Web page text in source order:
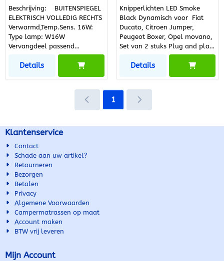
Beschrijving: BUITENSPIEGEL
ELEKTRISCH VOLLEDIG RECHTS
Verwarmd,Temp.Sens. 16W:
Type lamp: W16W
Vervangdeel passend
voor: 93197490 + 93197495
+ 93167594 + 95529865
963019603R 4419412
temperatuursensor • met
spiegelarm • met knipperlicht
Aantal aansluitingen : 1 •
Aantal gebruikte contacten : 9
Details
Knipperlichten LED Smoke
Black Dynamisch voor Fiat
Ducato, Citroen Jumper,
Peugeot Boxer, Opel movano,
Set van 2 stuks Plug and play
Supermooie uitstraling van uw
Details
1
Klantenservice
Contact
Schade aan uw artikel?
Retourneren
Bezorgen
Betalen
Privacy
Algemene Voorwaarden
Campermatrassen op maat
Account maken
BTW vrij leveren
Mijn Account